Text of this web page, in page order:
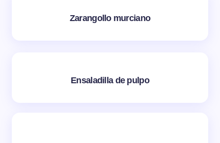
Zarangollo murciano
Ensaladilla de pulpo